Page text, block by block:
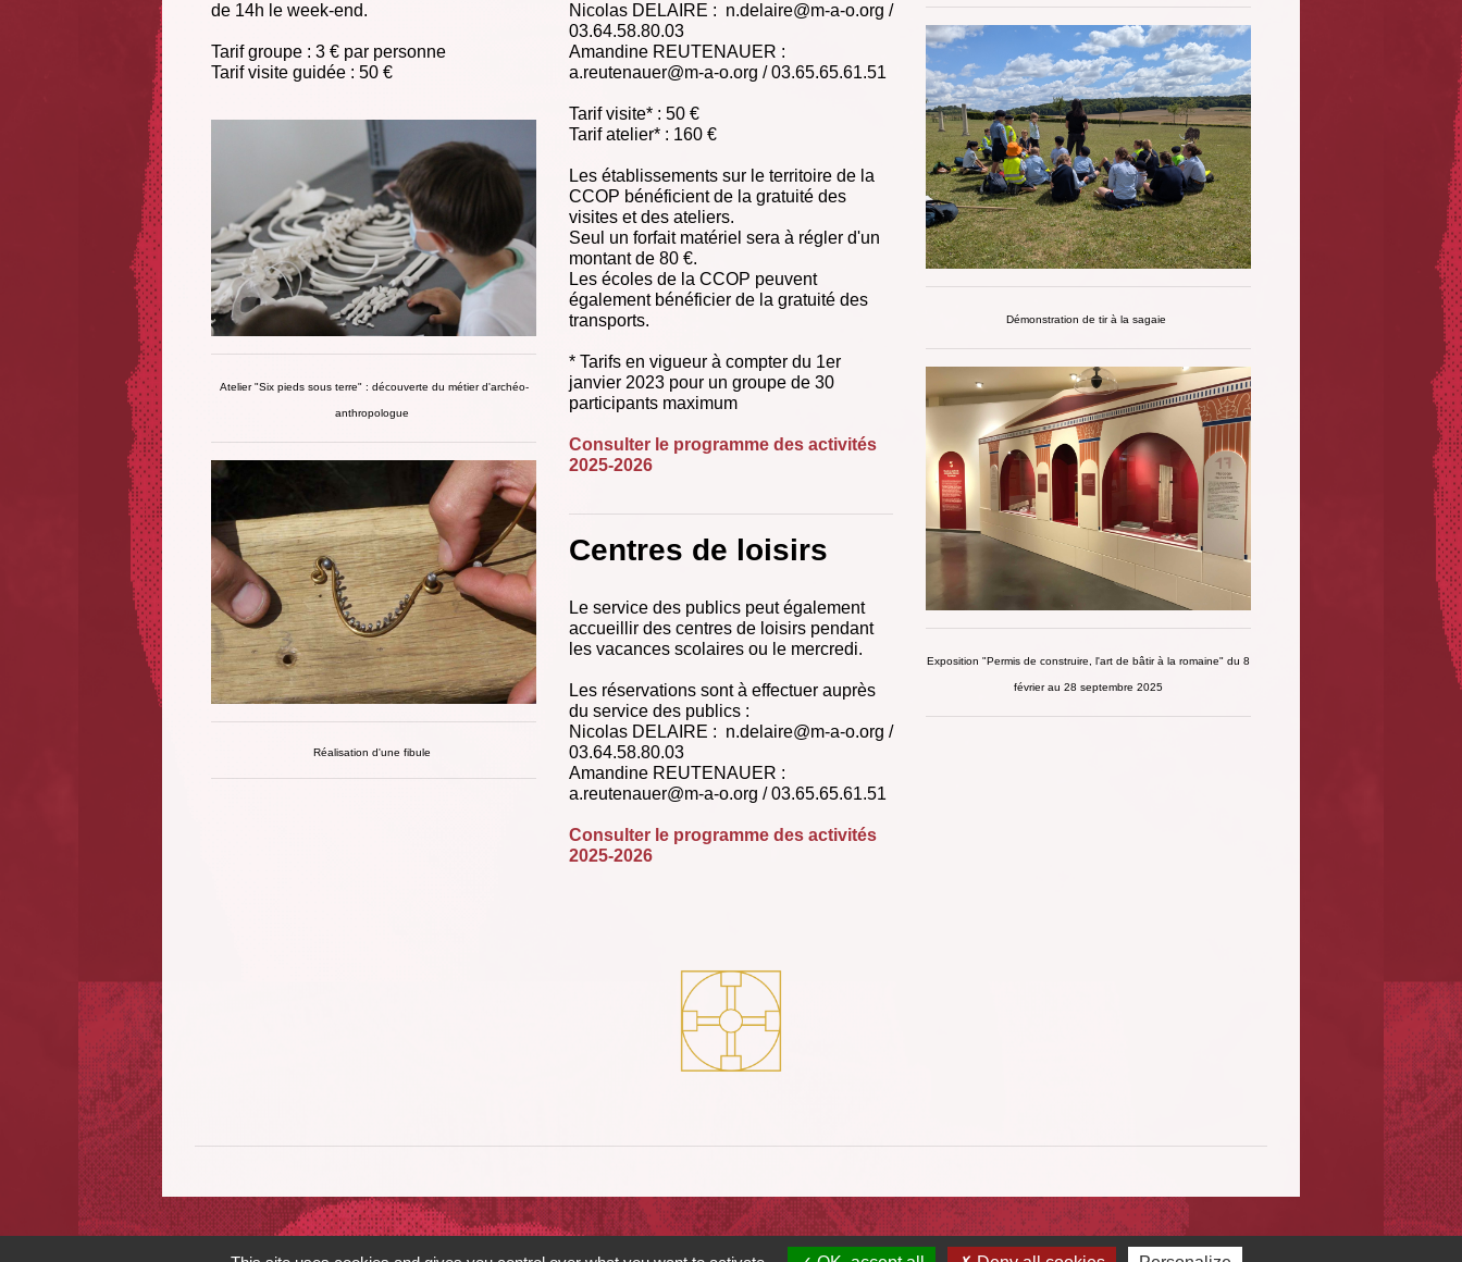
de 14h le week-end.
Tarif groupe : 3 € par personne
Tarif visite guidée : 50 €
Atelier "Six pieds sous terre" : découverte du métier d'archéo-
anthropologue
Réalisation d'une fibule
Nicolas DELAIRE : n.delaire@m-a-o.org /
03.64.58.80.03
Amandine REUTENAUER :
a.reutenauer@m-a-o.org / 03.65.65.61.51
Tarif visite* : 50 €
Tarif atelier* : 160 €
Les établissements sur le territoire de la
CCOP bénéficient de la gratuité des
visites et des ateliers.
Seul un forfait matériel sera à régler d'un
montant de 80 €.
Les écoles de la CCOP peuvent
également bénéficier de la gratuité des
transports.
* Tarifs en vigueur à compter du 1er
janvier 2023 pour un groupe de 30
participants maximum
Consulter le programme des activités
2025-2026
Centres de loisirs
Le service des publics peut également
accueillir des centres de loisirs pendant
les vacances scolaires ou le mercredi.
Les réservations sont à effectuer auprès
du service des publics :
Nicolas DELAIRE : n.delaire@m-a-o.org /
03.64.58.80.03
Amandine REUTENAUER :
a.reutenauer@m-a-o.org / 03.65.65.61.51
Consulter le programme des activités
2025-2026
Démonstration de tir à la sagaie
Exposition "Permis de construire, l'art de bâtir à la romaine" du 8
février au 28 septembre 2025